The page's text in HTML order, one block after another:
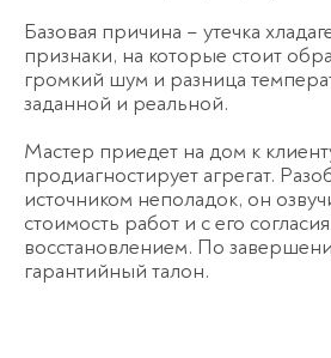
Базовая причина – утечка
признаки, на которые стоит
громкий шум и разница
заданной и реальной.
Мастер приедет на дом к
продиагностирует агрегат.
источником неполадок, он
стоимость работ и с его
восстановлением. По
гарантийный талон.